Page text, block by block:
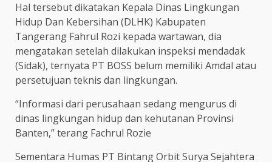
Hal tersebut dikatakan Kepala Dinas Lingkungan
Hidup Dan Kebersihan (DLHK) Kabupaten
Tangerang Fahrul Rozi kepada wartawan, dia
mengatakan setelah dilakukan inspeksi mendadak
(Sidak), ternyata PT BOSS belum memiliki Amdal atau
persetujuan teknis dan lingkungan.
“Informasi dari perusahaan sedang mengurus di
dinas lingkungan hidup dan kehutanan Provinsi
Banten,” terang Fachrul Rozie
Sementara Humas PT Bintang Orbit Surya Sejahtera